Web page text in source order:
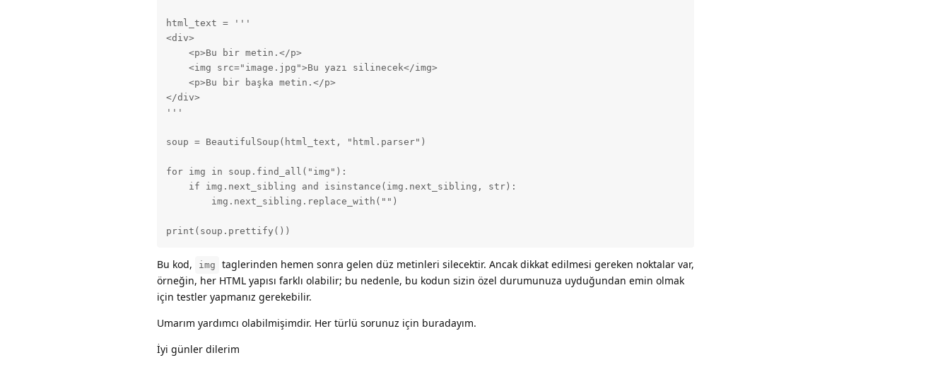
html_text = '''
<div>
    <p>Bu bir metin.</p>
    <img src="image.jpg">Bu yazı silinecek</img>
    <p>Bu bir başka metin.</p>
</div>
'''
soup = BeautifulSoup(html_text, "html.parser")
for img in soup.find_all("img"):
    if img.next_sibling and isinstance(img.next_sibling, str):
        img.next_sibling.replace_with("")
print(soup.prettify())
Bu kod, img
taglerinden hemen sonra gelen düz metinleri silecektir. Ancak dikkat edilmesi gereken noktalar var,
örneğin, her HTML yapısı farklı olabilir; bu nedenle, bu kodun sizin özel durumunuza uyduğundan emin olmak
için testler yapmanız gerekebilir.
Umarım yardımcı olabilmişimdir. Her türlü sorunuz için buradayım.
İyi günler dilerim